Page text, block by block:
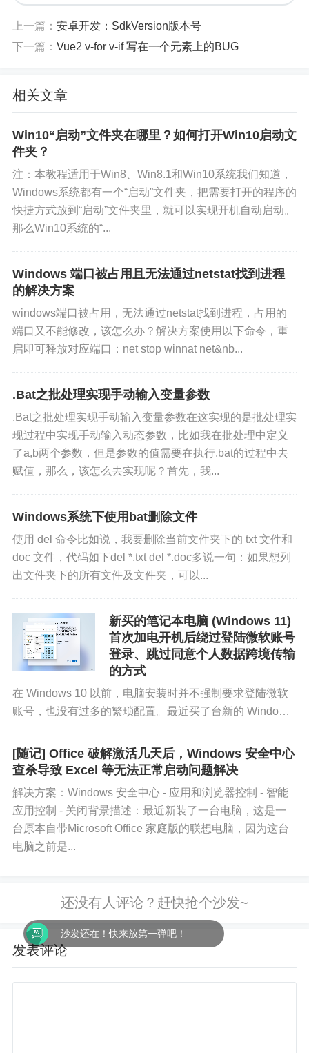
上一篇： 安卓开发：SdkVersion版本号
下一篇： Vue2 v-for v-if 写在一个元素上的BUG
相关文章
Win10“启动”文件夹在哪里？如何打开Win10启动文
件夹？
注：本教程适用于Win8、Win8.1和Win10系统我们知道，
Windows系统都有一个“启动”文件夹，把需要打开的程序的
快捷方式放到“启动”文件夹里，就可以实现开机自动启动。
那么Win10系统的“...
Windows 端口被占用且无法通过netstat找到进程
的解决方案
windows端口被占用，无法通过netstat找到进程，占用的
端口又不能修改，该怎么办？解决方案使用以下命令，重
启即可释放对应端口：net stop winnat net&nb...
.Bat之批处理实现手动输入变量参数
.Bat之批处理实现手动输入变量参数在这实现的是批处理实
现过程中实现手动输入动态参数，比如我在批处理中定义
了a,b两个参数，但是参数的值需要在执行.bat的过程中去
赋值，那么，该怎么去实现呢？首先，我...
Windows系统下使用bat删除文件
使用 del 命令比如说，我要删除当前文件夹下的 txt 文件和
doc 文件，代码如下del *.txt del *.doc多说一句：如果想列
出文件夹下的所有文件及文件夹，可以...
新买的笔记本电脑 (Windows 11)
首次加电开机后绕过登陆微软账号
登录、跳过同意个人数据跨境传输
的方式
在 Windows 10 以前，电脑安装时并不强制要求登陆微软
账号，也没有过多的繁琐配置。最近买了台新的 Windows
笔记本，也是被整服气了，微软账号成了必须登录了，不
登录无法绕过。跳过登录微软账...
[随记] Office 破解激活几天后，Windows 安全中心
查杀导致 Excel 等无法正常启动问题解决
解决方案：Windows 安全中心 - 应用和浏览器控制 - 智能
应用控制 - 关闭背景描述：最近新装了一台电脑，这是一
台原本自带Microsoft Office 家庭版的联想电脑，因为这台
电脑之前是...
发表评论
沙发还在！快来放第一弹吧！